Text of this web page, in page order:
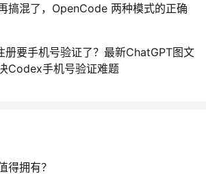
搞混了，OpenCode 两种模式的正确
要手机号验证了？最新ChatGPT图文
Codex手机号验证难题
得拥有？